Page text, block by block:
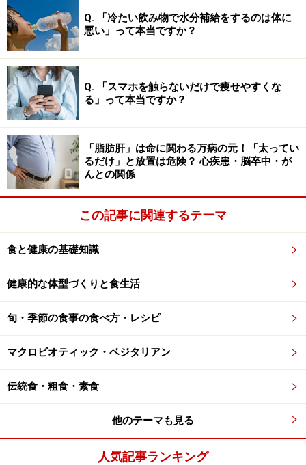
例えば、取材当日のアラカルトメニューには、スペイン
料理のタパスや、ピザに、新米の寿司サラダ、また肌寒
くなった頃なので、ボルシチやブイヤベースがアラカル
トに加わる等、季節の素材を活かし、体が喜ぶ料理で
す。
シェフは仕入れた食材以外でも、1階の販売フロアでそ
の日入荷した素材からピックアップし、その日のひらめ
きで定番料理をアレンジすることもあるそうです。
野菜の魅力が楽しめる、何度きても新鮮な味わいや驚き
います。リピーターが増加中で、帰る際に予約をする方
が多いのですが、ランチの予約は3週間待ちという人気
ぶりです。
※記事内容は執筆時点のものです。最新の内容をご確認くださ
※当サイトにおける医師・医療従事者等による情報の提供は、診
断・治療行為ではありません。診断・治療を必要とする方は、適
切な医療機関での受診をおすすめいたします。記事内容は執筆者
個人の見解によるものであり、全ての方への有効性を保証するも
のではありません。当サイトで提供する情報に基づいて被ったい
かなる損害についても、当社、各ガイド、その他当社と契約した
情報提供者は一切の責任を負いかねます。
Q. 「冷たい飲み物で水分補給をするのは体に
悪い」って本当ですか？
Q. 「スマホを触らないだけで痩せやすくな
る」って本当ですか？
「脂肪肝」は命に関わる万病の元！「太ってい
るだけ」と放置は危険？ 心疾患・脳卒中・が
んとの関係
この記事に関連するテーマ
食と健康の基礎知識
健康的な体型づくりと食生活
旬・季節の食事の食べ方・レシピ
マクロビオティック・ベジタリアン
伝統食・粗食・素食
他のテーマも見る
人気記事ランキング